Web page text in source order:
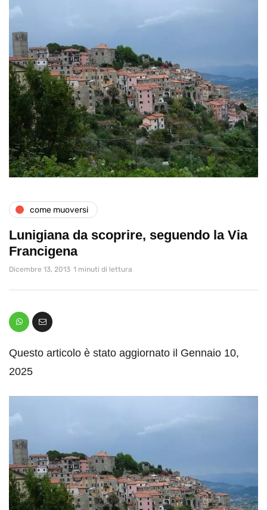
come muoversi
Lunigiana da scoprire, seguendo la Via
Francigena
Dicembre 13, 2013 1 minuti di lettura
Questo articolo è stato aggiornato il Gennaio 10,
2025